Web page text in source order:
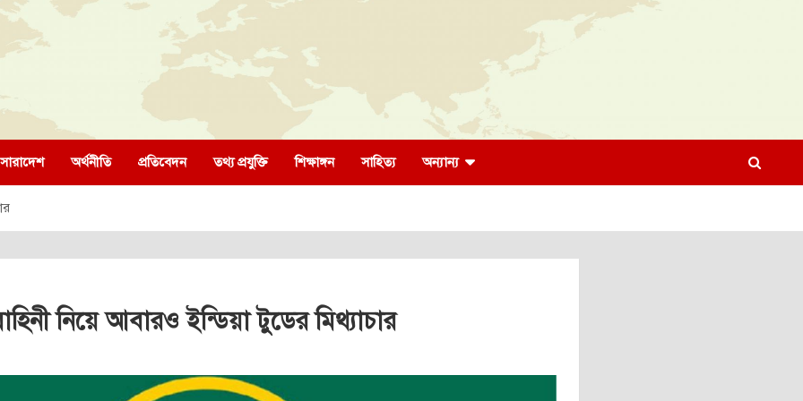
সারাদেশ অর্থনীতি প্রতিবেদন তথ্য প্রযুক্তি শিক্ষাঙ্গন সাহিত্য অন্যান্য
নিয়ে আবারও ইন্ডিয়া টুডের মিথ্যাচার